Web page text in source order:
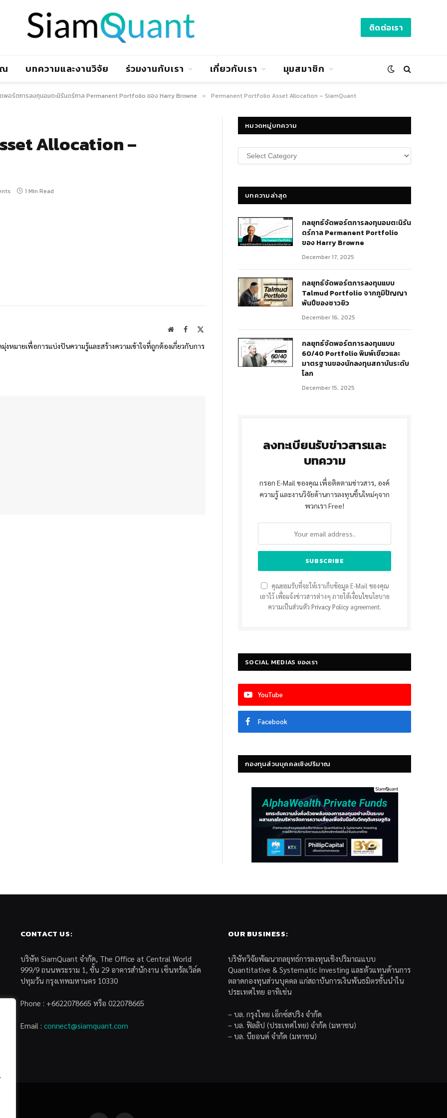
ติดต่อเรา
บทความและงานวิจัย ร่วมงานกับเรา เกี่ยวกับเรา มุมสมาชิก
พอร์ตการลงทุนอมตะนิรันดร์กาล Permanent Portfolio ของ Harry Browne » Permanent Portfolio Asset Allocation – SiamQuant
Allocation –
1 Min Read
WebsiteFacebook
งหมายเพื่อการแบ่งปันความรู้และสร้างความเข้าใจที่ถูกต้องเกี่ยวกับการ
หมวดหมู่บทความ
หมวด
หมู่
บทความล่าสุด
กลยุทธ์​จัดพอร์ตการลงทุนอมตะนิรัน
ดร์กาล Permanent Portfolio
ของ Harry Browne
December 17, 2025
กลยุทธ์จัดพอร์ตการลงทุนแบบ
Talmud Portfolio จากภูมิปัญญา
พันปีของชาวยิว
December 16, 2025
กลยุทธ์จัดพอร์ตการลงทุนแบบ
60/40 Portfolio พิมพ์เขียวและ
มาตรฐานของนักลงทุนสถาบันระดับ
โลก
December 15, 2025
ลงทะเบียนรับข่าวสารและ
บทความ
กรอก E-Mail ของคุณ เพื่อติดตามข่าวสาร, องค์
ความรู้ และงานวิจัยด้านการลงทุนชิ้นใหม่ๆจาก
พวกเรา Free!
คุณยอมรับที่จะให้เราเก็บข้อมูล E-Mail ของคุณ
เอาไว้ เพื่อแจ้งข่าวสารต่างๆ ภายใต้เงื่อนไขนโยบาย
ความเป็นส่วนตัว Privacy Policy agreement.
SOCIAL MEDIAS ของเรา
YouTube
Facebook
กองทุนส่วนบุคคลเชิงปริมาณ
CONTACT US:
บริษัท SiamQuant จำกัด, The Office at Central World
999/9 ถนนพระราม 1, ชั้น 29 อาคารสำนักงาน เซ็นทรัลเวิล์ด
ปทุมวัน กรุงเทพมหานคร 10330
Phone : +6622078665 หรือ 022078665
Email : connect@siamquant.com
OUR BUSINESS:
บริษัทวิจัยพัฒนากลยุทธ์การลงทุนเชิงปริมาณแบบ
Quantitative & Systematic Investing และตัวแทนด้านการ
ตลาดกองทุนส่วนบุคคล แก่สถาบันการเงินพันธมิตรชั้นนำใน
ประเทศไทย อาทิเช่น
– บล. กรุงไทย เอ็กซ์สปริง จำกัด
– บล. ฟิลลิป (ประเทศไทย) จำกัด (มหาชน)
– บล. บียอนด์ จำกัด (มหาชน)